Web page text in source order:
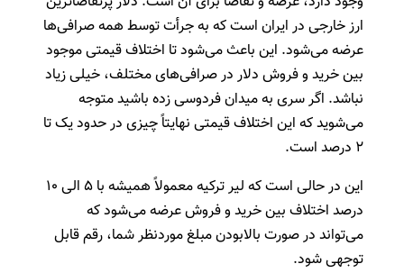
ارز خارجی در ایران است که به جرأت توسط همه صرافی‌ها
عرضه می‌شود. این باعث می‌شود تا اختلاف قیمتی موجود
بین خرید و فروش دلار در صرافی‌های مختلف، خیلی زیاد
نباشد. اگر سری به میدان فردوسی زده باشید متوجه
می‌شوید که این اختلاف قیمتی نهایتاً چیزی در حدود یک تا
۲ درصد است.
این در حالی است که لیر ترکیه معمولاً همیشه با ۵ الی ۱۰
درصد اختلاف بین خرید و فروش عرضه می‌شود که
می‌تواند در صورت بالا‌بودن مبلغ مورد‌نظر شما، رقم قابل
توجهی شود.